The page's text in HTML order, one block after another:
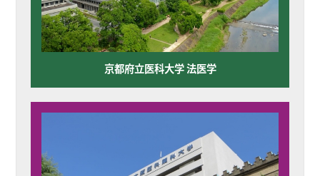
京都府立医科大学 法医学